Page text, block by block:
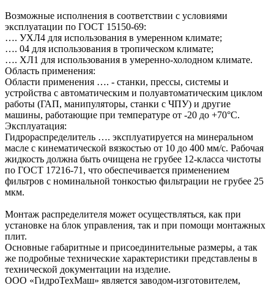
Возможные исполнения в соответствии с условиями
эксплуатации по ГОСТ 15150-69:
…. УХЛ4 для использования в умеренном климате;
…. 04 для использования в тропическом климате;
…. ХЛ1 для использования в умеренно-холодном климате.
Область применения:
Области применения …. - станки, прессы, системы и
устройства с автоматическим и полуавтоматическим циклом
работы (ГАП, манипуляторы, станки с ЧПУ) и другие
машины, работающие при температуре от -20 до +70°C.
Эксплуатация:
Гидрораспределитель …. эксплуатируется на минеральном
масле с кинематической вязкостью от 10 до 400 мм/с. Рабочая
жидкость должна быть очищена не грубее 12-класса чистоты
по ГОСТ 17216-71, что обеспечивается применением
фильтров с номинальной тонкостью фильтрации не грубее 25
мкм.
Монтаж распределителя может осуществляться, как при
установке на блок управления, так и при помощи монтажных
плит.
Основные габаритные и присоединительные размеры, а так
же подробные технические характеристики представлены в
технической документации на изделие.
ООО «ГидроТехМаш» является заводом-изготовителем,